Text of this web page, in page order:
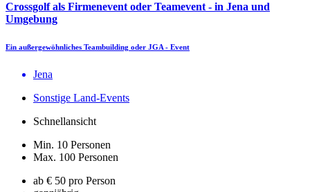
Crossgolf als Firmenevent oder Teamevent - in Jena und
Umgebung
Ein außergewöhnliches Teambuilding oder JGA - Event
Jena
Sonstige Land-Events
Schnellansicht
Min. 10 Personen
Max. 100 Personen
ab € 50 pro Person